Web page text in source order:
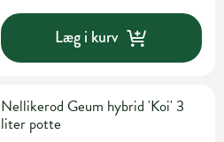
Læg i kurv
Nellikerod Geum hybrid 'Koi' 3
liter potte